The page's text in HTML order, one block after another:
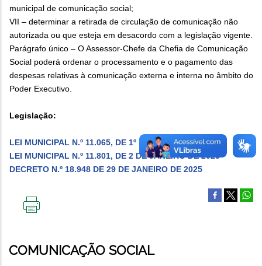
municipal de comunicação social;
VII – determinar a retirada de circulação de comunicação não
autorizada ou que esteja em desacordo com a legislação vigente.
Parágrafo único – O Assessor-Chefe da Chefia de Comunicação
Social poderá ordenar o processamento e o pagamento das
despesas relativas à comunicação externa e interna no âmbito do
Poder Executivo.
Legislação:
LEI MUNICIPAL N.º 11.065, DE 1º DE AGOSTO DE 2017
LEI MUNICIPAL N.º 11.801, DE 2 DE JANEIRO DE 2025
DECRETO N.º 18.948 DE 29 DE JANEIRO DE 2025
COMUNICAÇÃO SOCIAL